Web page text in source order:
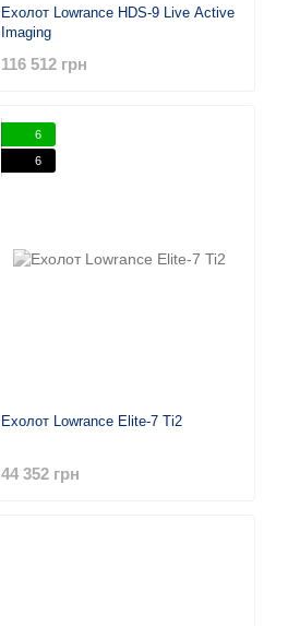
Ехолот Lowrance HDS-9 Live Active
Imaging
116 512 грн
6
6
Ехолот Lowrance Elite-7 Ti2
44 352 грн